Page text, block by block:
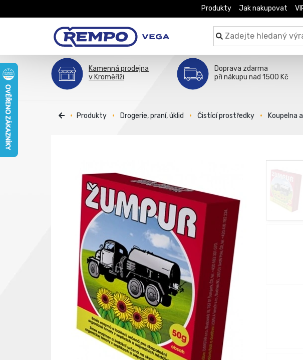
Produkty Jak nakupovat
Kamenná prodejna
v Kroměříži
Doprava zdarma
při nákupu nad 1500 Kč
Produkty Drogerie, praní, úklid Čistící prostředky Koupelna